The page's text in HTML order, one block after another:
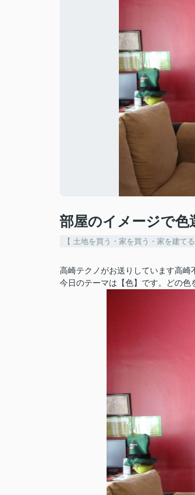
部屋のイメージで色
【 土地を買う・家を買う・家を建てる
高崎テクノがお送りしています高崎
今日のテーマは【色】です。どの色